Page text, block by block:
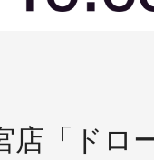
店「ドロ